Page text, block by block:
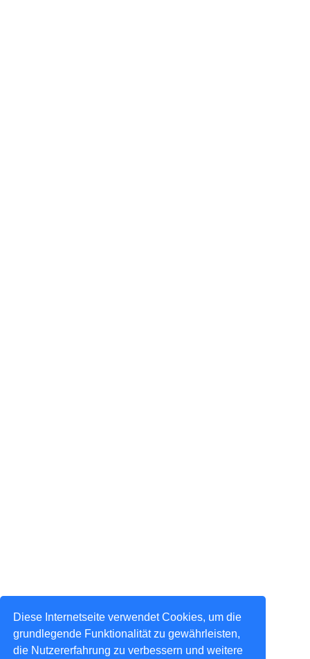
Diese Internetseite verwendet Cookies, um die
grundlegende Funktionalität zu gewährleisten,
die Nutzererfahrung zu verbessern und weitere